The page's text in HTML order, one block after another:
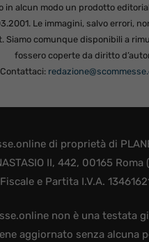
in alcun modo un prodotto
Le immagini, salvo errori,
Siamo comunque disponibili a
fossero coperte da diritto
Contattaci:
di proprietà di
II, 442, 00165 Roma
Fiscale e Partita I.V.A.
non è una testata
aggiornato senza alcuna